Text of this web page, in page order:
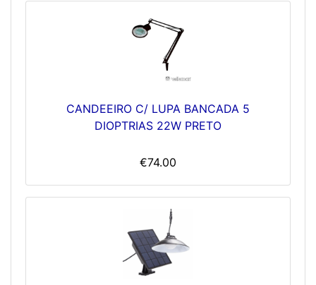
CANDEEIRO C/ LUPA BANCADA 5
DIOPTRIAS 22W PRETO
€74.00